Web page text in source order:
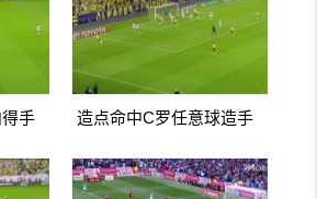
手
造点命中C罗任意球造手
球